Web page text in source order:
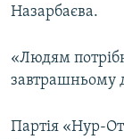
Назарбаєва.
«Людям
завтрашньому
Партія «Нур-